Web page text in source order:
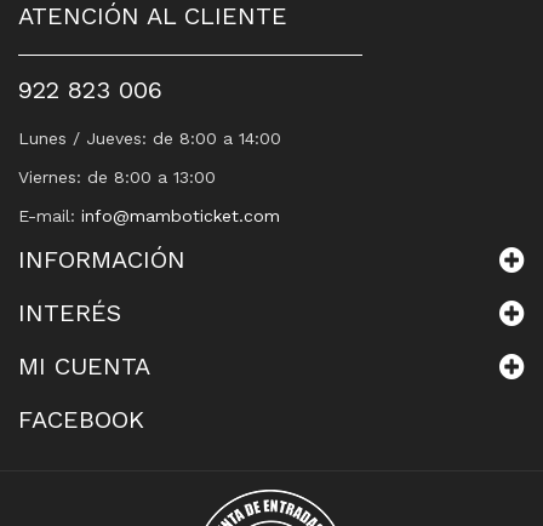
ATENCIÓN AL CLIENTE
922 823 006
Lunes / Jueves: de 8:00 a 14:00
Viernes: de 8:00 a 13:00
E-mail: info@mamboticket.com
INFORMACIÓN
INTERÉS
MI CUENTA
FACEBOOK